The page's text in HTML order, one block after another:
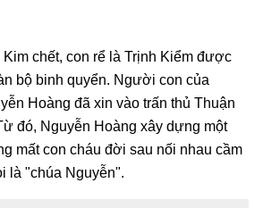
Kim chết, con rể là Trịnh Kiểm được
bộ binh quyển. Người con của
Hoàng đã xin vào trấn thủ Thuận
đó, Nguyễn Hoàng xây dựng một
mất con cháu đời sau nối nhau cầm
là "chúa Nguyễn".